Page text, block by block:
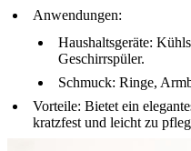
Anwendungen:
Haushaltsgeräte:
Geschirrspüler.
Schmuck: Ringe,
Vorteile: Bietet ein
kratzfest und leicht zu